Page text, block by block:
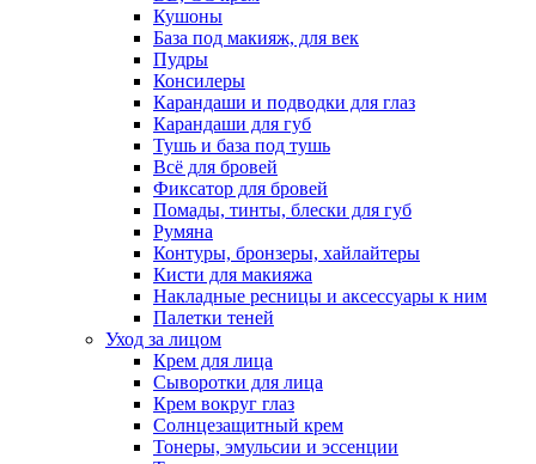
Кушоны
База под макияж, для век
Пудры
Консилеры
Карандаши и подводки для глаз
Карандаши для губ
Тушь и база под тушь
Всё для бровей
Фиксатор для бровей
Помады, тинты, блески для губ
Румяна
Контуры, бронзеры, хайлайтеры
Кисти для макияжа
Накладные ресницы и аксессуары к ним
Палетки теней
Уход за лицом
Крем для лица
Сыворотки для лица
Крем вокруг глаз
Солнцезащитный крем
Тонеры, эмульсии и эссенции